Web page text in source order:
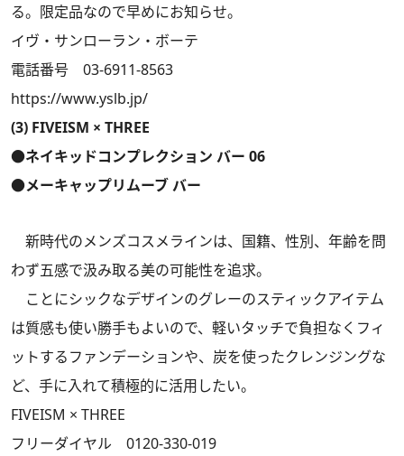
る。限定品なので早めにお知らせ。
イヴ・サンローラン・ボーテ
電話番号 03-6911-8563
https://www.yslb.jp/
(3) FIVEISM × THREE
●ネイキッドコンプレクション バー 06
●メーキャップリムーブ バー
新時代のメンズコスメラインは、国籍、性別、年齢を問
わず五感で汲み取る美の可能性を追求。
ことにシックなデザインのグレーのスティックアイテム
は質感も使い勝手もよいので、軽いタッチで負担なくフィ
ットするファンデーションや、炭を使ったクレンジングな
ど、手に入れて積極的に活用したい。
FIVEISM × THREE
フリーダイヤル 0120-330-019